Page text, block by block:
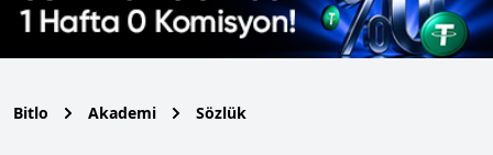
Bitlo Akademi Sözlük